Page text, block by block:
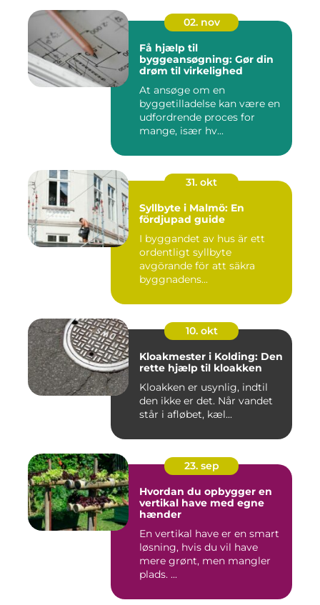
02. nov
Få hjælp til
byggeansøgning: Gør din
drøm til virkelighed
At ansøge om en
byggetilladelse kan være en
udfordrende proces for
mange, især hv...
31. okt
Syllbyte i Malmö: En
fördjupad guide
I byggandet av hus är ett
ordentligt syllbyte
avgörande för att säkra
byggnadens...
10. okt
Kloakmester i Kolding: Den
rette hjælp til kloakken
Kloakken er usynlig, indtil
den ikke er det. Når vandet
står i afløbet, kæl...
23. sep
Hvordan du opbygger en
vertikal have med egne
hænder
En vertikal have er en smart
løsning, hvis du vil have
mere grønt, men mangler
plads. ...